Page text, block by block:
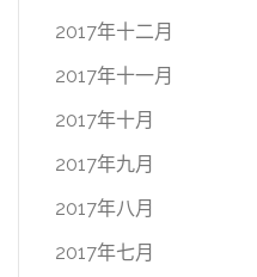
2017年十二月
2017年十一月
2017年十月
2017年九月
2017年八月
2017年七月